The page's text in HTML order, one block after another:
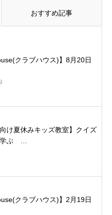
おすすめ記事
クラブハウス)】8月20日
向け夏休みキッズ教室】クイズ
学ぶ …
クラブハウス)】2月19日